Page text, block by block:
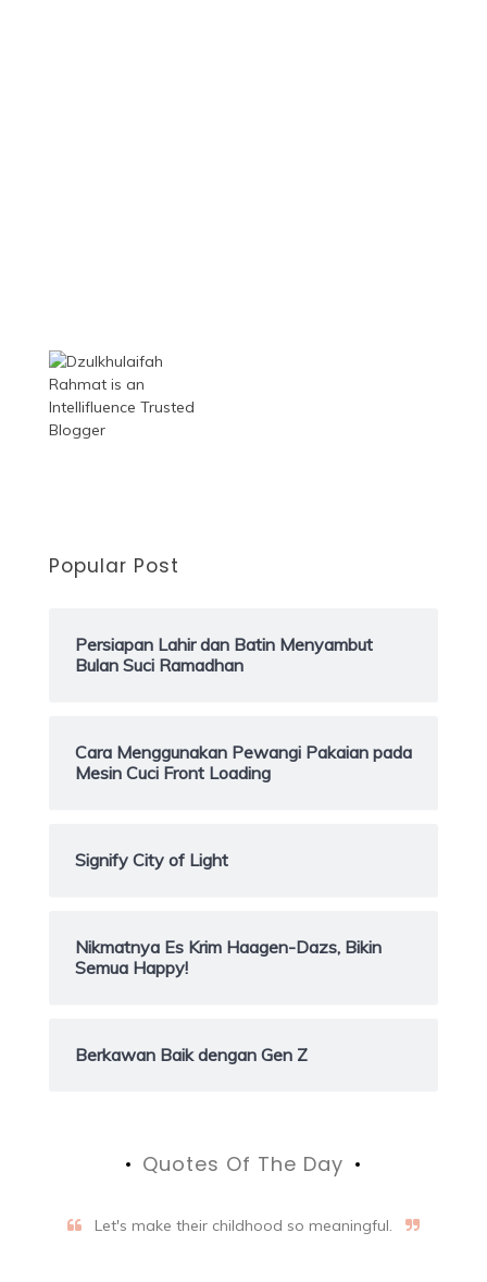
Popular Post
Persiapan Lahir dan Batin Menyambut
Bulan Suci Ramadhan
Cara Menggunakan Pewangi Pakaian pada
Mesin Cuci Front Loading
Signify City of Light
Nikmatnya Es Krim Haagen-Dazs, Bikin
Semua Happy!
Berkawan Baik dengan Gen Z
Quotes Of The Day
Let's make their childhood so meaningful.